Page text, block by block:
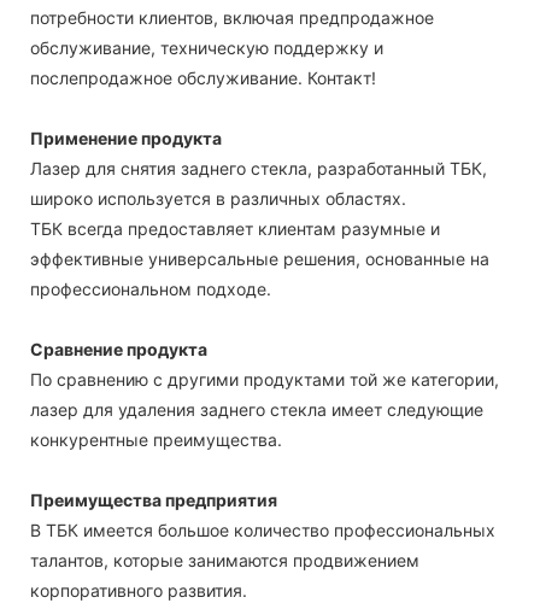
потребности клиентов, включая предпродажное
обслуживание, техническую поддержку и
послепродажное обслуживание. Контакт!
Применение продукта
Лазер для снятия заднего стекла, разработанный ТБК,
широко используется в различных областях.
ТБК всегда предоставляет клиентам разумные и
эффективные универсальные решения, основанные на
профессиональном подходе.
Сравнение продукта
По сравнению с другими продуктами той же категории,
лазер для удаления заднего стекла имеет следующие
конкурентные преимущества.
Преимущества предприятия
В ТБК имеется большое количество профессиональных
талантов, которые занимаются продвижением
корпоративного развития.